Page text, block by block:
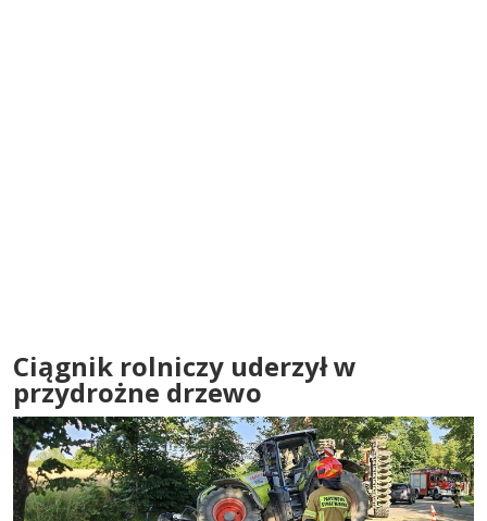
Ciągnik rolniczy uderzył w
przydrożne drzewo